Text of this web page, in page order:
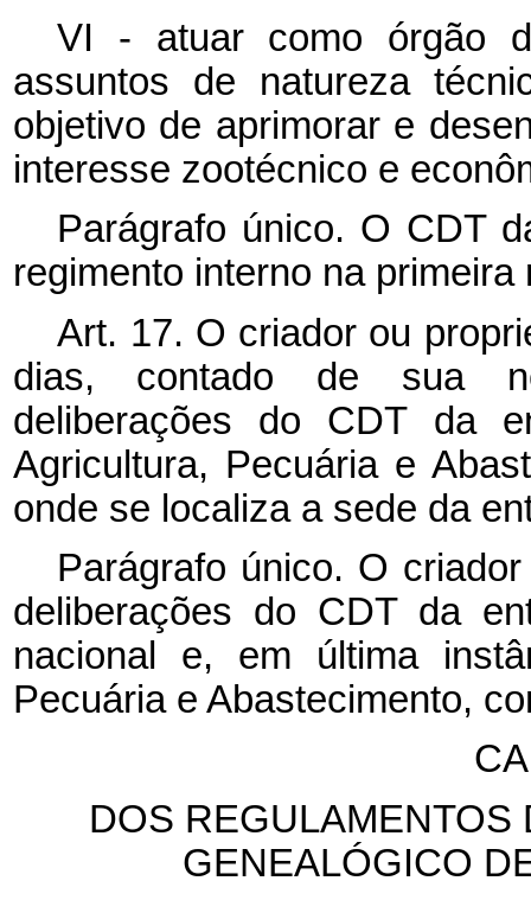
VI - atuar como órgão
assuntos de natureza
objetivo de aprimorar e
interesse zootécnico e
Parágrafo único. O CDT
regimento interno na
Art. 17. O criador ou
dias, contado de sua
deliberações do CDT da
Agricultura, Pecuária e
onde se localiza a sede da
Parágrafo único. O
deliberações do CDT da
nacional e, em última
Pecuária e Abastecimento,
DOS
GENEALÓGICO